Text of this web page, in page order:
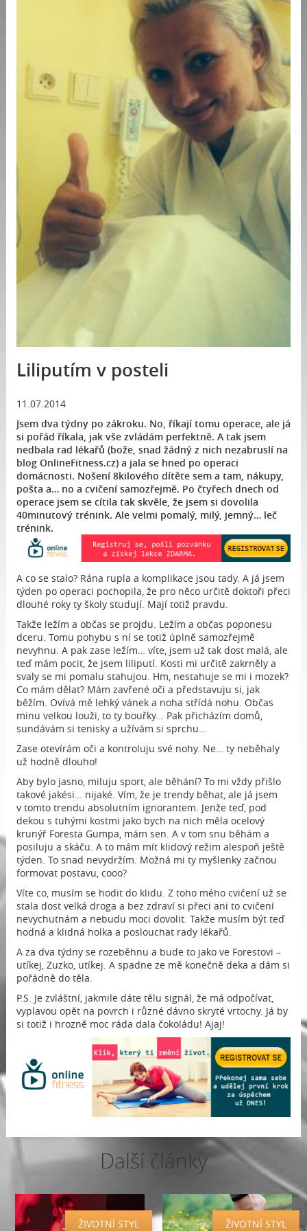
Liliputím v posteli
11.07.2014
Jsem dva týdny po zákroku. No, říkají tomu operace, ale já
si pořád říkala, jak vše zvládám perfektně. A tak jsem
nedbala rad lékařů (bože, snad žádný z nich nezabruslí na
blog OnlineFitness.cz) a jala se hned po operaci
domácnosti. Nošení 8kilového dítěte sem a tam, nákupy,
pošta a… no a cvičení samozřejmě. Po čtyřech dnech od
operace jsem se cítila tak skvěle, že jsem si dovolila
40minutový trénink. Ale velmi pomalý, milý, jemný… leč
trénink.
A co se stalo? Rána rupla a komplikace jsou tady. A já jsem
týden po operaci pochopila, že pro něco určitě doktoři přeci
dlouhé roky ty školy studují. Mají totiž pravdu.
Takže ležím a občas se projdu. Ležím a občas poponesu
dceru. Tomu pohybu s ní se totiž úplně samozřejmě
nevyhnu. A pak zase ležím… víte, jsem už tak dost malá, ale
teď mám pocit, že jsem liliputí. Kosti mi určitě zakrněly a
svaly se mi pomalu stahujou. Hm, nestahuje se mi i mozek?
Co mám dělat? Mám zavřené oči a představuju si, jak
běžím. Ovívá mě lehký vánek a noha střídá nohu. Občas
minu velkou louži, to ty bouřky… Pak přicházím domů,
sundávám si tenisky a užívám si sprchu…
Zase otevírám oči a kontroluju své nohy. Ne… ty neběhaly
už hodně dlouho!
Aby bylo jasno, miluju sport, ale běhání? To mi vždy přišlo
takové jakési… nijaké. Vím, že je trendy běhat, ale já jsem
v tomto trendu absolutním ignorantem. Jenže teď, pod
dekou s tuhými kostmi jako bych na nich měla ocelový
krunýř Foresta Gumpa, mám sen. A v tom snu běhám a
posiluju a skáču. A to mám mít klidový režim alespoň ještě
týden. To snad nevydržím. Možná mi ty myšlenky začnou
formovat postavu, cooo?
Víte co, musím se hodit do klidu. Z toho mého cvičení už se
stala dost velká droga a bez zdraví si přeci ani to cvičení
nevychutnám a nebudu moci dovolit. Takže musím být teď
hodná a klidná holka a poslouchat rady lékařů.
A za dva týdny se rozeběhnu a bude to jako ve Forestovi –
utíkej, Zuzko, utíkej. A spadne ze mě konečně deka a dám si
pořádně do těla.
P.S. Je zvláštní, jakmile dáte tělu signál, že má odpočívat,
vyplavou opět na povrch i různé dávno skryté vrtochy. Já by
si totiž i hrozně moc ráda dala čokoládu! Ajaj!
Další články
ŽIVOTNÍ STYL ŽIVOTNÍ STYL